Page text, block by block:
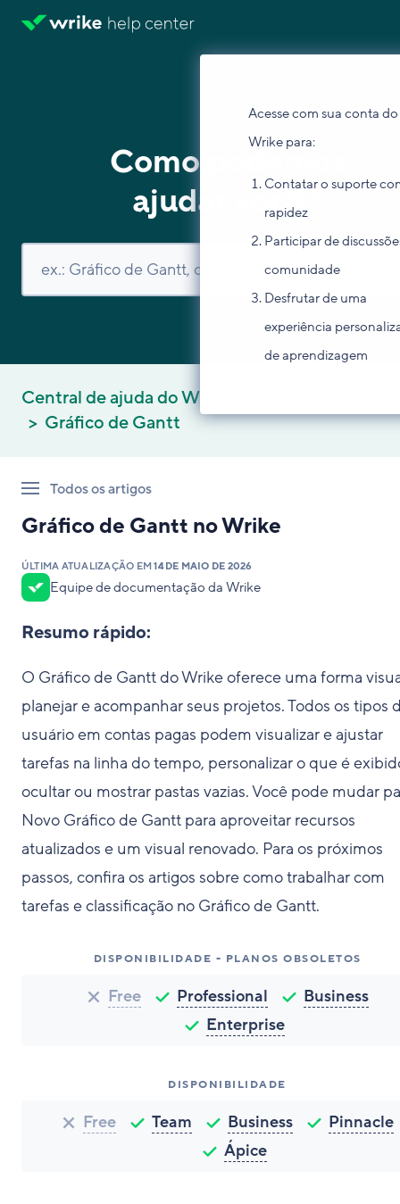
Acesse com sua conta do
Wrike para:
Contatar o suporte
rapidez
Participar de
comunidade
Desfrutar de uma
experiência
de aprendizagem
Como podemos
ajudar você?
Central de ajuda do Wrike
Gráfico de Gantt
Todos os artigos
Gráfico de Gantt no Wrike
ÚLTIMA ATUALIZAÇÃO EM14 DE MAIO DE 2026
Equipe de documentação da Wrike
Resumo rápido:
O Gráfico de Gantt do Wrike oferece uma forma
planejar e acompanhar seus projetos. Todos os tipos
usuário em contas pagas podem visualizar e ajustar
tarefas na linha do tempo, personalizar o que é
ocultar ou mostrar pastas vazias. Você pode mudar
Novo Gráfico de Gantt para aproveitar recursos
atualizados e um visual renovado. Para os próximos
passos, confira os artigos sobre como trabalhar com
tarefas e classificação no Gráfico de Gantt.
DISPONIBILIDADE - PLANOS OBSOLETOS
Free Professional
Business
Enterprise
DISPONIBILIDADE
Free Team Business
Pinnacle
Ápice